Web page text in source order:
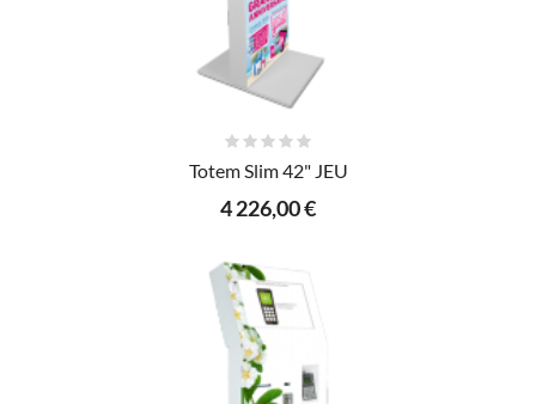
AJOUTER AU PANIER
Totem Slim 42" JEU
4 226,00 €